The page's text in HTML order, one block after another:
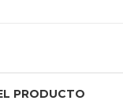
PRODUCTO